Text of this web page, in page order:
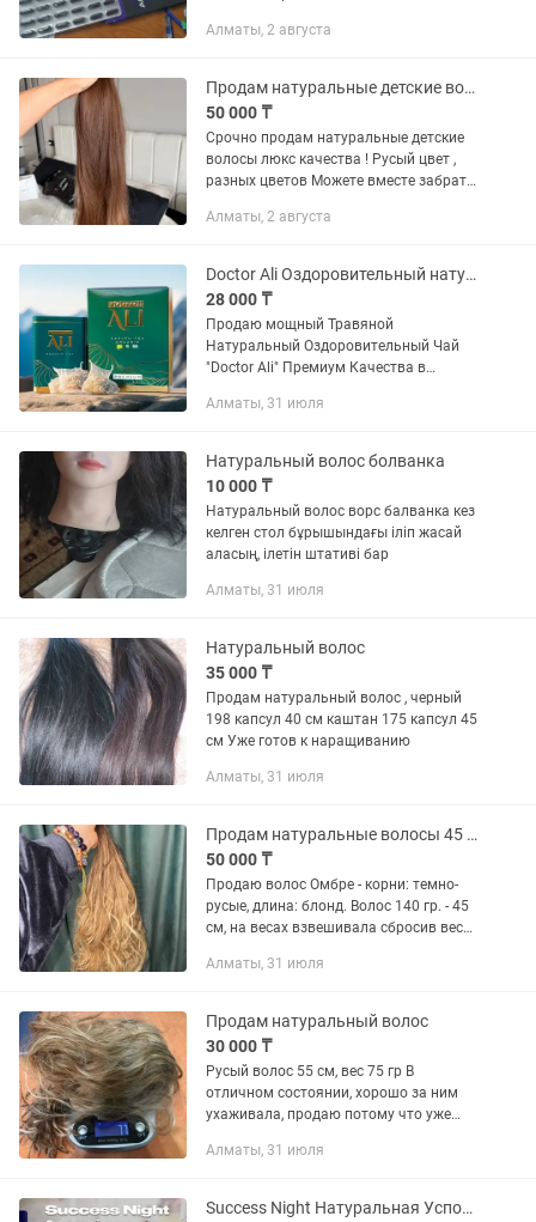
костно -суставной системы и др.
Алматы, 2 августа
Продам натуральные детские волосы для наращивание
50 000 ₸
Срочно продам натуральные детские
волосы люкс качества ! Русый цвет ,
разных цветов Можете вместе забрать
грамм 2. 50 см - 111 грамм 3. 43 см -
Алматы, 2 августа
Doctor Ali Оздоровительный натуральный чай Премиум Шелковые мешочки
28 000 ₸
Продаю мощный Травяной
Натуральный Оздоровительный Чай
"Doctor Ali" Премиум Качества в
семьи!Без химических добавок,без
Полезный,эффективный...
Алматы, 31 июля
Натуральный волос болванка
10 000 ₸
Натуральный волос ворс балванка кез
келген стол бұрышындағы іліп жасай
аласың, ілетін штативі бар
Алматы, 31 июля
Натуральный волос
35 000 ₸
Продам натуральный волос , черный
198 капсул 40 см каштан 175 капсул 45
см Уже готов к наращиванию
Алматы, 31 июля
Продам натуральные волосы 45 см
50 000 ₸
Продаю волос Омбре - корни: темно-
русые, длина: блонд. Волос 140 гр. - 45
см, на весах взвешивала сбросив вес
плотные, волнистые потому что сняла
Алматы, 31 июля
Продам натуральный волос
30 000 ₸
Русый волос 55 см, вес 75 гр В
отличном состоянии, хорошо за ним
ухаживала, продаю потому что уже
нарощенными 😇 (на фото линейка
Алматы, 31 июля
Success Night Натуральная Успокаивающая Смесь